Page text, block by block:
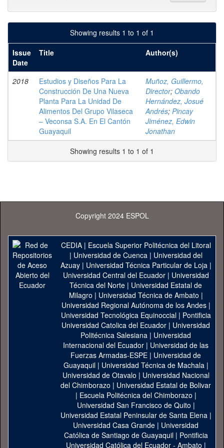
Showing results 1 to 1 of 1
Issue
Date
Title Author(s)
2018
Estudios y Diseños Para La
Construcción De Una Nueva
Planta Para La Unidad De
Alimentos Del Grupo Vilaseca
– Veconsa S.A. En El Cantón
Guayaquil
Muñoz, Guillermo,
Director; Obando
Hernández, Josué
Andrés; Pincay
Jiménez, Edwin
Jonathan
Showing results 1 to 1 of 1
Copyright 2024 ESPOL
CEDIA| Escuela Superior Politécnica del Litoral
| Universidad de Cuenca| Universidad del
Azuay| Universidad Técnica Particular de Loja|
Universidad Central del Ecuador| Universidad
Técnica del Norte | Universidad Estatal de
Milagro | Universidad Técnica de Ambato |
Universidad Regional Autónoma de los Andes|
Universidad Tecnológica Equinoccial| Pontificia
Universidad Catolica del Ecuador | Universidad
Politécnica Salesiana | Universidad
Internacional del Ecuador | Universidad de las
Fuerzas Armadas-ESPE | Universidad de
Guayaquil| Universidad Técnica de Machala|
Universidad de Otavalo | Universidad Nacional
del Chimborazo | Universidad Estatal de Bolivar
| Escuela Politécnica del Chimborazo |
Universidad San Francisco de Quito |
Universidad Estatal Peninsular de Santa Elena|
Universidad Casa Grande | Universidad
Católica de Santiago de Guayaquil| Pontificia
Universidad Católica del Ecuador - Ambato |